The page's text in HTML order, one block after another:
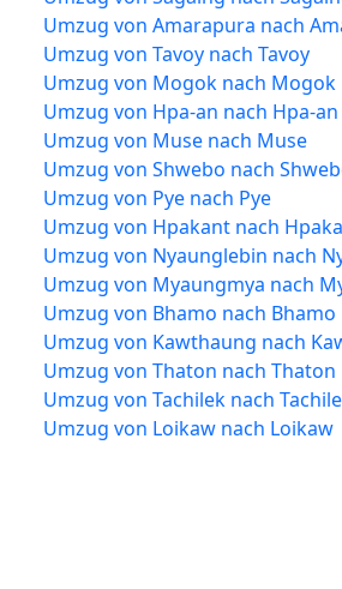
Umzug von Amarapura nach
Umzug von Tavoy nach Tavoy
Umzug von Mogok nach Mogok
Umzug von Hpa-an nach Hpa-an
Umzug von Muse nach Muse
Umzug von Shwebo nach
Umzug von Pye nach Pye
Umzug von Hpakant nach
Umzug von Nyaunglebin nach
Umzug von Myaungmya nach
Umzug von Bhamo nach Bhamo
Umzug von Kawthaung nach
Umzug von Thaton nach Thaton
Umzug von Tachilek nach
Umzug von Loikaw nach Loikaw